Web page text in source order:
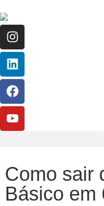
Como sair
Básico em